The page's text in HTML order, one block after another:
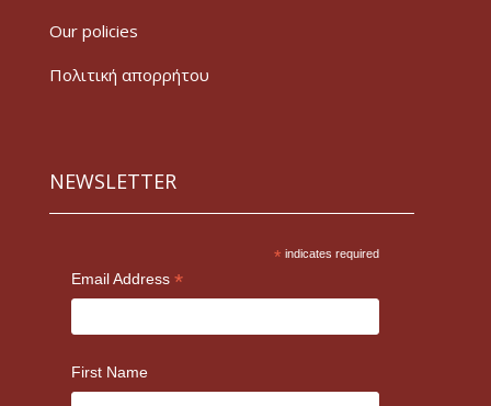
Our policies
Πολιτική απορρήτου
NEWSLETTER
* indicates required
Email Address *
First Name